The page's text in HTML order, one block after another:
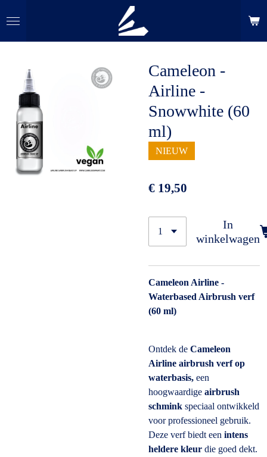
direct
naar
hoofdinhoud
Cameleon -
Airline -
Snowwhite (60
ml)
NIEUW
€ 19,50
In
winkelwagen
Cameleon Airline -
Waterbased Airbrush verf
(60 ml)
Ontdek de Cameleon
Airline airbrush verf op
waterbasis, een
hoogwaardige airbrush
schmink speciaal ontwikkeld
voor professioneel gebruik.
Deze verf biedt een intens
heldere kleur die goed dekt.